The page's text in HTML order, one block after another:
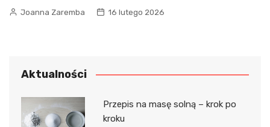
Joanna Zaremba 16 lutego 2026
Aktualności
Przepis na masę solną – krok po
kroku